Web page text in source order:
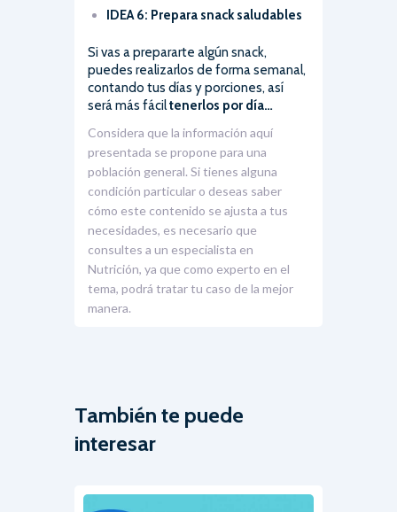
IDEA 6: Prepara snack saludables
Si vas a prepararte algún snack,
puedes realizarlos de forma semanal,
contando tus días y porciones, así
será más fáciltenerlos por día…
Considera que la información aquí
presentada se propone para una
población general. Si tienes alguna
condición particular o deseas saber
cómo este contenido se ajusta a tus
necesidades, es necesario que
consultes a un especialista en
Nutrición, ya que como experto en el
tema, podrá tratar tu caso de la mejor
manera.
También te puede
interesar